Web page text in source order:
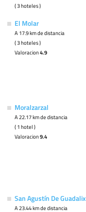
( 3 hoteles )
El Molar
A 17.9 km de distancia
( 3 hoteles )
Valoracion4.9
Moralzarzal
A 22.17 km de distancia
( 1 hotel )
Valoracion9.4
San Agustín De Guadalix
A 23.44 km de distancia